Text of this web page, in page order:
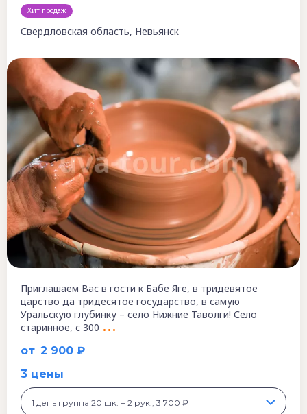
от 2 900 ₽
Хит продаж
Свердловская область, Невьянск
Приглашаем Вас в гости к Бабе Яге, в тридевятое
царство да тридесятое государство, в самую
Уральскую глубинку – село Нижние Таволги! Село
старинное, с 300
3 цены
1 день группа 20 шк. + 2 рук., 3 700 ₽